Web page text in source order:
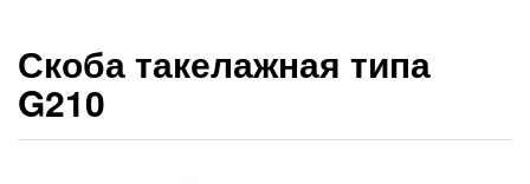
Скоба такелажная типа
G210